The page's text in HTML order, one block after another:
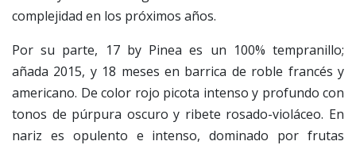
complejidad en los próximos años.
Por su parte, 17 by Pinea es un 100% tempranillo;
añada 2015, y 18 meses en barrica de roble francés y
americano. De color rojo picota intenso y profundo con
tonos de púrpura oscuro y ribete rosado-violáceo. En
nariz es opulento e intenso, dominado por frutas